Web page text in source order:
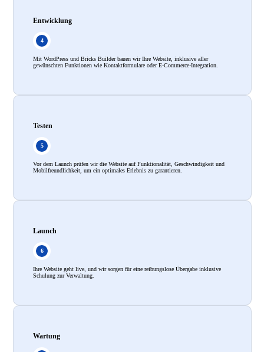
Entwicklung
Mit WordPress und Bricks Builder bauen wir Ihre Website, inklusive aller
gewünschten Funktionen wie Kontaktformulare oder E-Commerce-Integration.
Testen
Vor dem Launch prüfen wir die Website auf Funktionalität, Geschwindigkeit und
Mobilfreundlichkeit, um ein optimales Erlebnis zu garantieren.
Launch
Ihre Website geht live, und wir sorgen für eine reibungslose Übergabe inklusive
Schulung zur Verwaltung.
Wartung